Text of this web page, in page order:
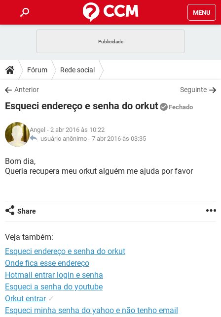
MENU
CELULAR
OUTLOOK
INSTAGRAM GMAIL
GUIA DE COMPRAS
DICAS
JOGOS
INSTAGRAM
GUIA DE COMPRAS
DOWNLOADS
JOGOS WHATSAPP
CELULAR
OUTLOOK EXCEL
INSTAGRAM
GUIA DE COMPRAS
FÓRUM
JOGOS
CELULAR
OUTLOOK
GLOSSÁRIO
JOGOS
CELULAR FACEBOOK
INSTAGRAM
Fórum Rede social
Anterior Seguinte
Esqueci endereço e senha do orkut Fechado
Angel - 2 abr 2016 às 10:22
usuário anônimo - 7 abr 2016 às 03:35
Bom dia,
Queria recupera meu orkut alguém me ajuda por favor
Share
Veja também:
Esqueci endereço e senha do orkut
Onde fica esse endereço
Hotmail entrar login e senha
Esqueci a senha do youtube
Orkut entrar ✓
Esqueci minha senha do yahoo e não tenho email